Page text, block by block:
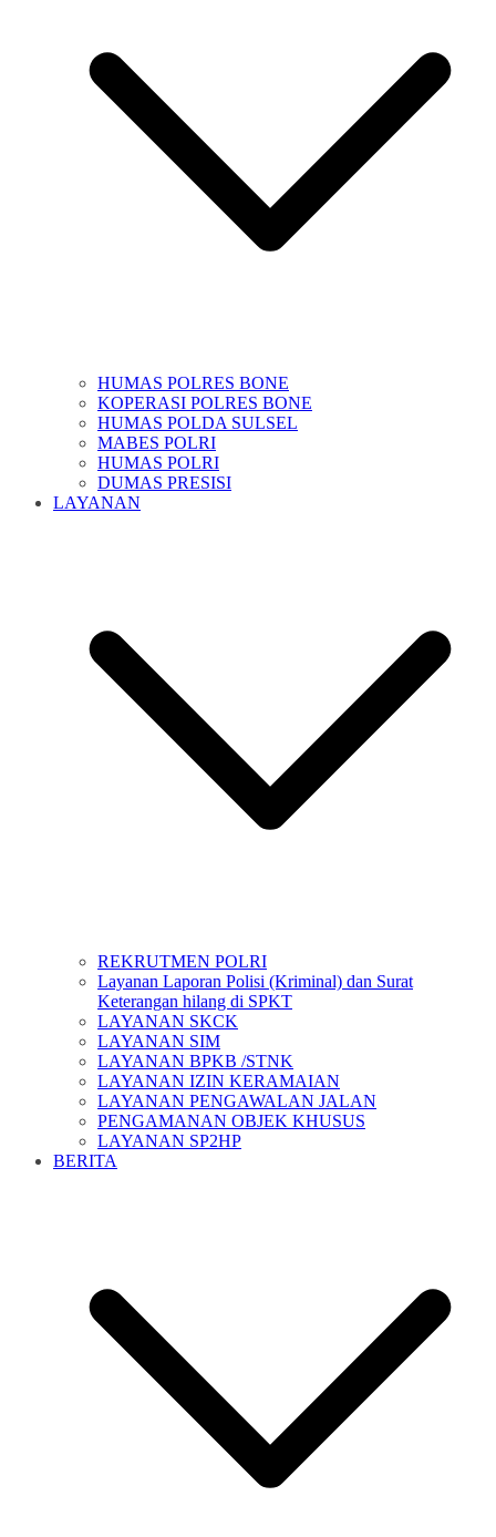
HUMAS POLRES BONE
KOPERASI POLRES BONE
HUMAS POLDA SULSEL
MABES POLRI
HUMAS POLRI
DUMAS PRESISI
LAYANAN
REKRUTMEN POLRI
Layanan Laporan Polisi (Kriminal) dan Surat
Keterangan hilang di SPKT
LAYANAN SKCK
LAYANAN SIM
LAYANAN BPKB /STNK
LAYANAN IZIN KERAMAIAN
LAYANAN PENGAWALAN JALAN
PENGAMANAN OBJEK KHUSUS
LAYANAN SP2HP
BERITA